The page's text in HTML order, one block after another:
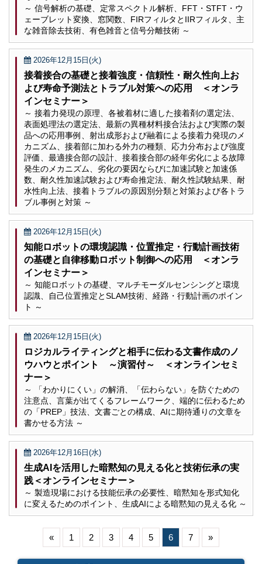
～ 信号解析の基礎、定常スペクトル解析、FFT・STFT・ウ
ェーブレット変換、窓関数、FIRフィルタとIIRフィルタ、主
な雑音除去技術、有色雑音と信号分離技術 ～
2026年12月15日(火)
接着接合の基礎と接着強度・信頼性・耐久性向上お
よび寿命予測法とトラブル対策への応用 ＜オンラ
インセミナー＞
～ 接着力発現の原理、各被着材に適した接着剤の選定法、
表面処理法の選定法、最新の異種材料接合法および実際の製
品への応用事例、射出成形および融着による接着力発現のメ
カニズム、接着部に加わる外力の種類、応力分布および強度
評価、最適接合部の設計、接着接合部の経年劣化による故障
発生のメカニズム、劣化の要因ならびに加速試験と加速係
数、耐久性加速試験および寿命推定法、耐久性試験結果、耐
水性向上法、接着トラブルの原因別分類と対策および各トラ
ブル事例と対策 ～
2026年12月15日(火)
知能ロボットの環境認識・位置推定・行動計画技術
の基礎と自律移動ロボット制御への応用 ＜オンラ
インセミナー＞
～ 知能ロボットの基礎、マルチモーダルセンシングと環境
認識、自己位置推定とSLAM技術、経路・行動計画のポイン
ト ～
2026年12月15日(火)
ロジカルライティングと相手に伝わる文書作成のノ
ウハウとポイント ～演習付～ ＜オンラインセミ
ナー＞
～ 「わかりにくい」の解消、「伝わらない」を防ぐための
注意点、言葉が出てくるフレームワーク、端的に伝わるため
の「PREP」技法、文書ごとの構成、AIに期待通りの文章を
書かせる方法 ～
2026年12月16日(水)
生成AIを活用した暗黙知の見える化と技術伝承の実
践＜オンラインセミナー＞
～ 製造現場における技能伝承の必要性、暗黙知を形式知化
に変えるためのポイント、生成AIによる暗黙知の見える化 ～
« 1 2 3 4 5 6 7 »